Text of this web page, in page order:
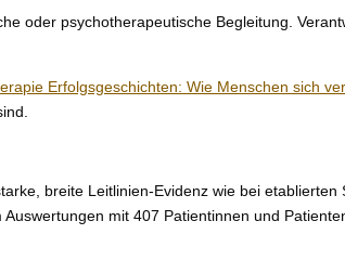
oder psychotherapeutische Begleitung.
Erfolgsgeschichten: Wie Menschen sich
breite Leitlinien-Evidenz wie bei
mit 407 Patientinnen und